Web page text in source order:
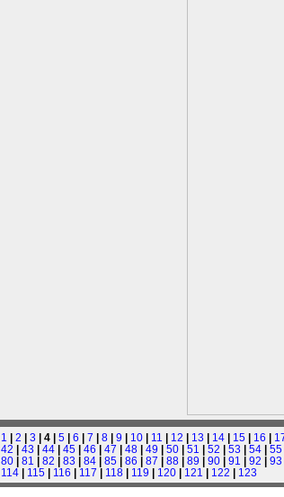
1 | 2 | 3 | 4 | 5 | 6 | 7 | 8 | 9 | 10 | 11 | 12 | 13 | 14 | 15 | 16 |
42 | 43 | 44 | 45 | 46 | 47 | 48 | 49 | 50 | 51 | 52 | 53 | 54 | 55
80 | 81 | 82 | 83 | 84 | 85 | 86 | 87 | 88 | 89 | 90 | 91 | 92 | 93
114 | 115 | 116 | 117 | 118 | 119 | 120 | 121 | 122 | 123